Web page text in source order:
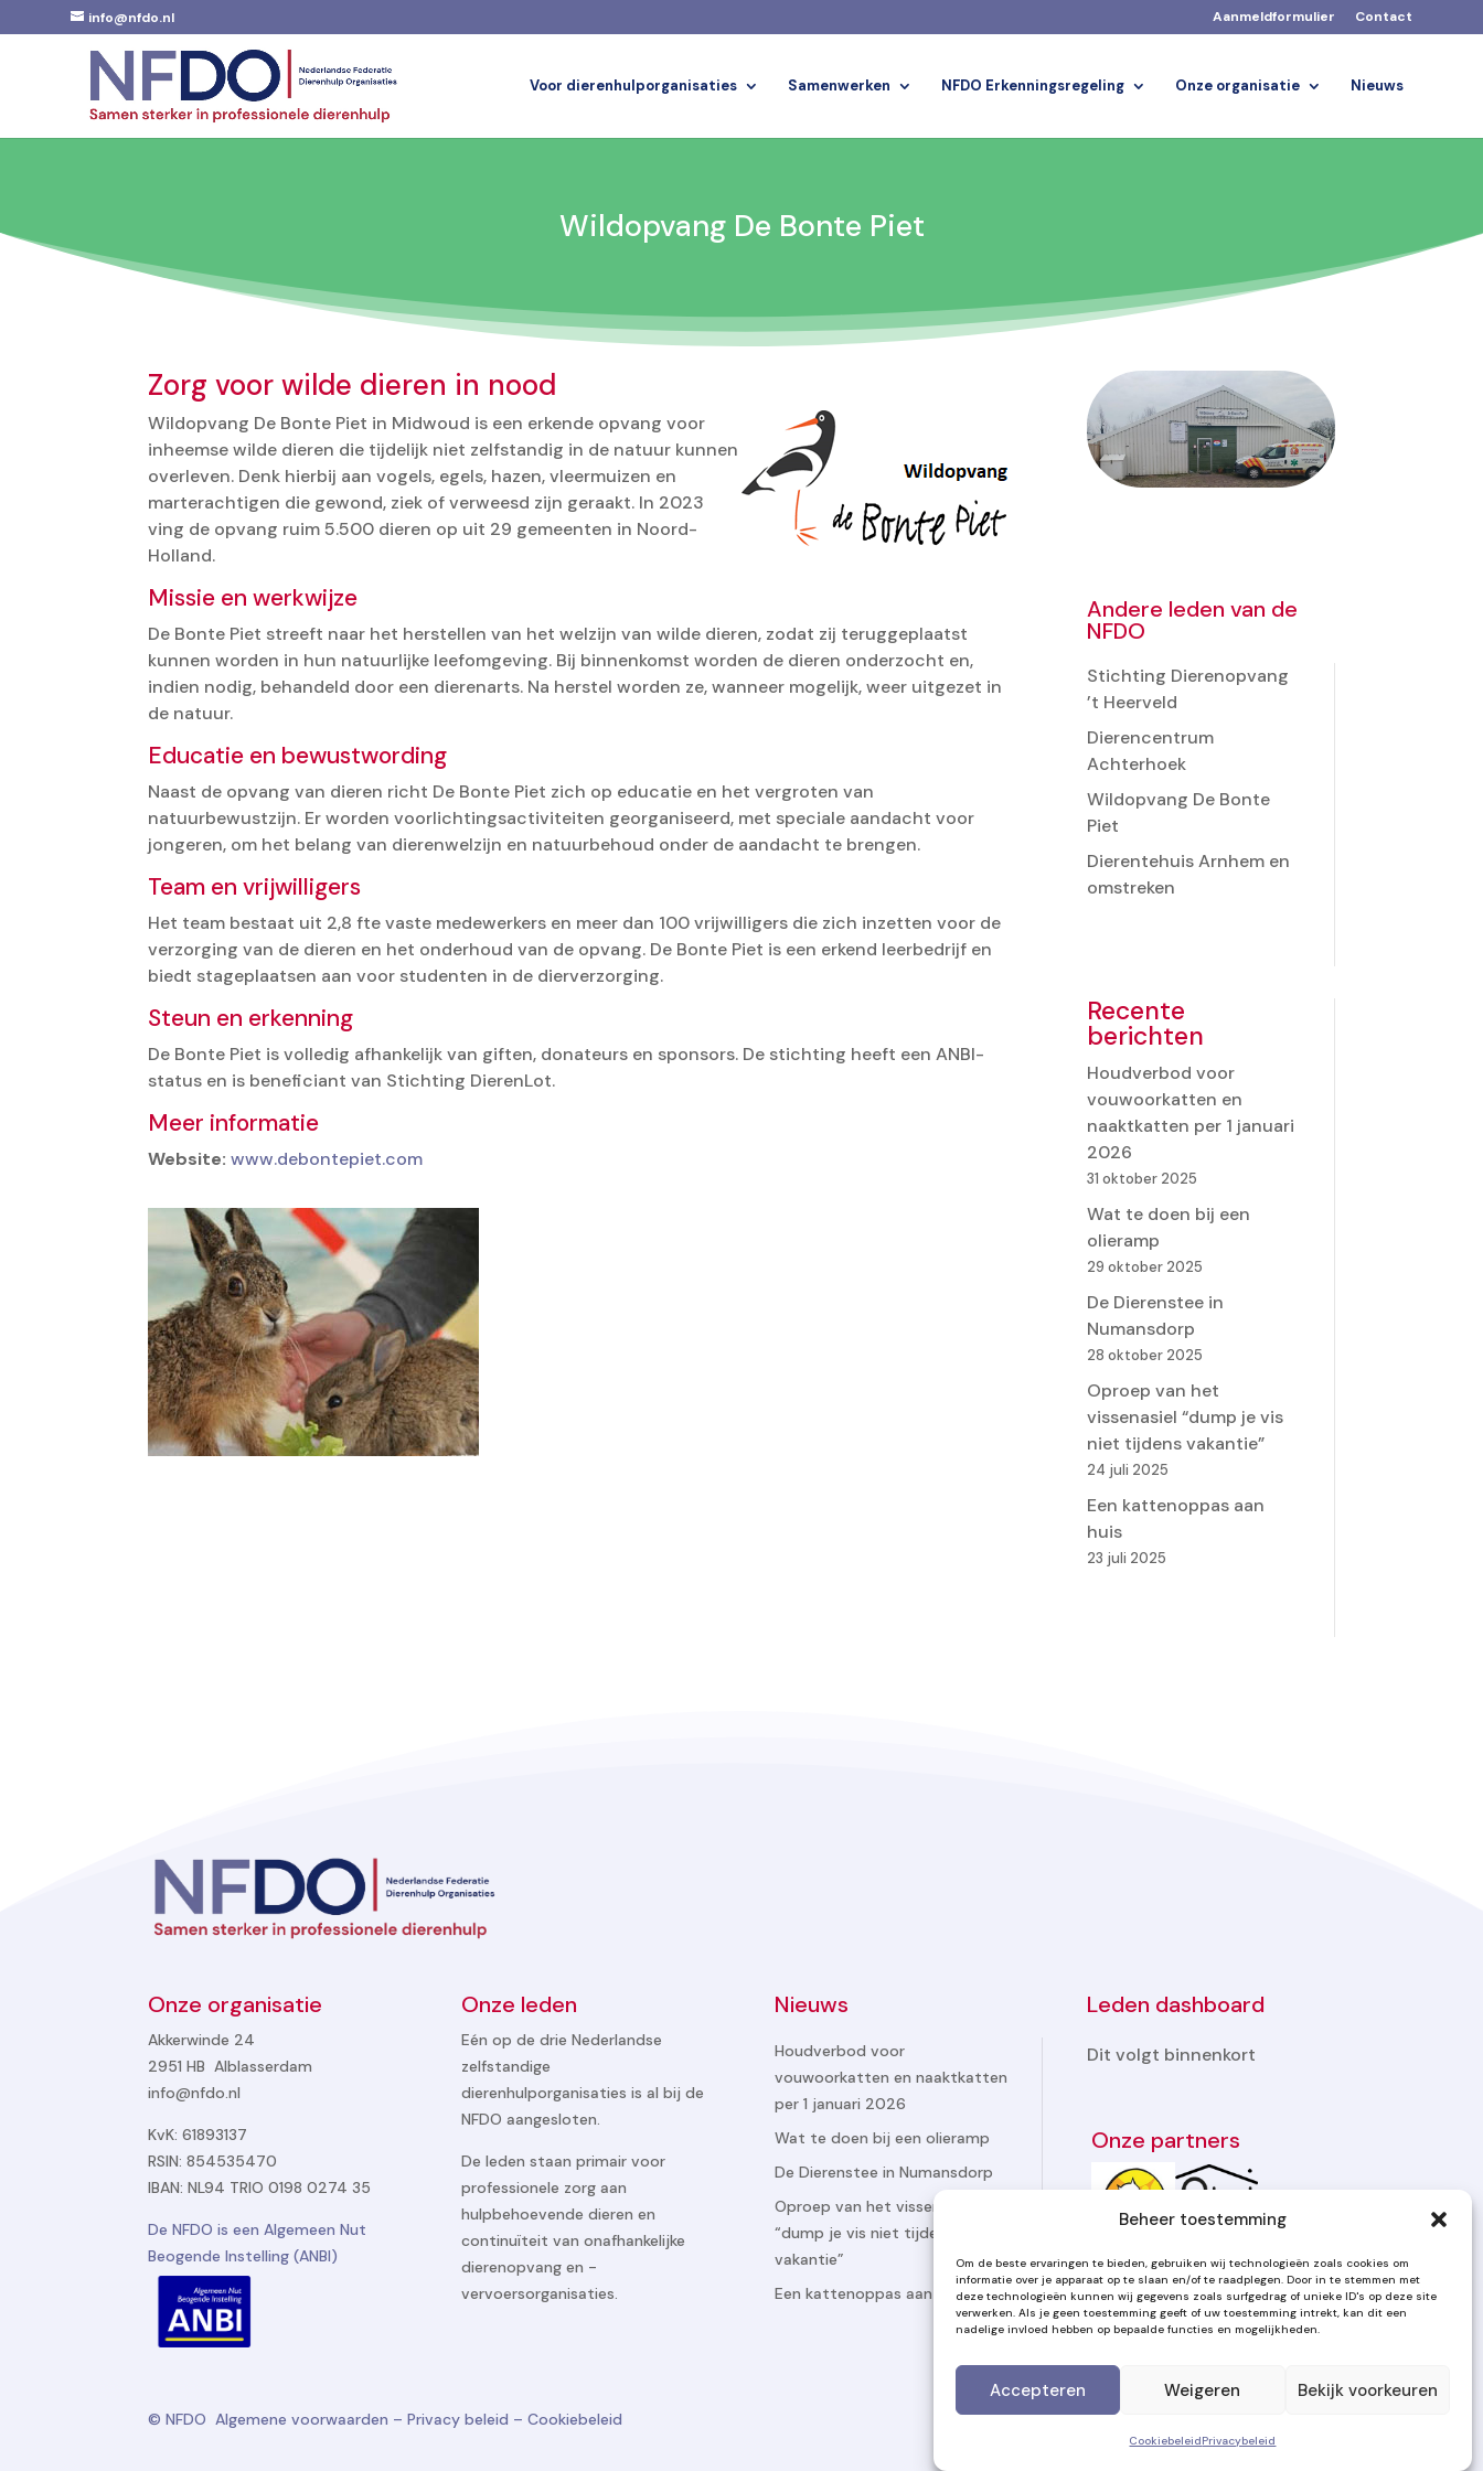
Beheer toestemming
Om de beste ervaringen te bieden, gebruiken wij technologieën zoals cookies om
informatie over je apparaat op te slaan en/of te raadplegen. Door in te stemmen met
deze technologieën kunnen wij gegevens zoals surfgedrag of unieke ID's op deze site
verwerken. Als je geen toestemming geeft of uw toestemming intrekt, kan dit een
nadelige invloed hebben op bepaalde functies en mogelijkheden.
Accepteren Weigeren Bekijk voorkeuren
CookiebeleidPrivacybeleid
info@nfdo.nl Aanmeldformulier Contact
Voor dierenhulporganisaties Samenwerken NFDO Erkenningsregeling Onze organisatie Nieuws
Wildopvang De Bonte Piet
Zorg voor wilde dieren in nood
Wildopvang De Bonte Piet in Midwoud is een erkende opvang voor
inheemse wilde dieren die tijdelijk niet zelfstandig in de natuur kunnen
overleven. Denk hierbij aan vogels, egels, hazen, vleermuizen en
marterachtigen die gewond, ziek of verweesd zijn geraakt. In 2023
ving de opvang ruim 5.500 dieren op uit 29 gemeenten in Noord-
Holland. ​
Missie en werkwijze
De Bonte Piet streeft naar het herstellen van het welzijn van wilde dieren, zodat zij teruggeplaatst
kunnen worden in hun natuurlijke leefomgeving. Bij binnenkomst worden de dieren onderzocht en,
indien nodig, behandeld door een dierenarts. Na herstel worden ze, wanneer mogelijk, weer uitgezet in
de natuur. ​
Educatie en bewustwording
Naast de opvang van dieren richt De Bonte Piet zich op educatie en het vergroten van
natuurbewustzijn. Er worden voorlichtingsactiviteiten georganiseerd, met speciale aandacht voor
jongeren, om het belang van dierenwelzijn en natuurbehoud onder de aandacht te brengen. ​
Team en vrijwilligers
Het team bestaat uit 2,8 fte vaste medewerkers en meer dan 100 vrijwilligers die zich inzetten voor de
verzorging van de dieren en het onderhoud van de opvang. De Bonte Piet is een erkend leerbedrijf en
biedt stageplaatsen aan voor studenten in de dierverzorging.
Steun en erkenning
De Bonte Piet is volledig afhankelijk van giften, donateurs en sponsors. De stichting heeft een ANBI-
status en is beneficiant van Stichting DierenLot. ​
Meer informatie
Website: www.debontepiet.com
Andere leden van de
NFDO
Stichting Dierenopvang
’t Heerveld
Dierencentrum
Achterhoek
Wildopvang De Bonte
Piet
Dierentehuis Arnhem en
omstreken
Recente
berichten
Houdverbod voor
vouwoorkatten en
naaktkatten per 1 januari
2026
31 oktober 2025
Wat te doen bij een
olieramp
29 oktober 2025
De Dierenstee in
Numansdorp
28 oktober 2025
Oproep van het
vissenasiel “dump je vis
niet tijdens vakantie”
24 juli 2025
Een kattenoppas aan
huis
23 juli 2025
Onze organisatie
Akkerwinde 24
2951 HB Alblasserdam
info@nfdo.nl
KvK: 61893137
RSIN: 854535470
IBAN: NL94 TRIO 0198 0274 35
De NFDO is een Algemeen Nut
Beogende Instelling (ANBI)
Onze leden
Eén op de drie Nederlandse
zelfstandige
dierenhulporganisaties is al bij de
NFDO aangesloten.
De leden staan primair voor
professionele zorg aan
hulpbehoevende dieren en
continuïteit van onafhankelijke
dierenopvang en -
vervoersorganisaties.
Nieuws
Houdverbod voor
vouwoorkatten en naaktkatten
per 1 januari 2026
Wat te doen bij een olieramp
De Dierenstee in Numansdorp
Oproep van het vissenasiel
“dump je vis niet tijdens
vakantie”
Een kattenoppas aan huis
Leden dashboard
Dit volgt binnenkort
Onze partners
© NFDO Algemene voorwaarden –Privacy beleid –Cookiebeleid